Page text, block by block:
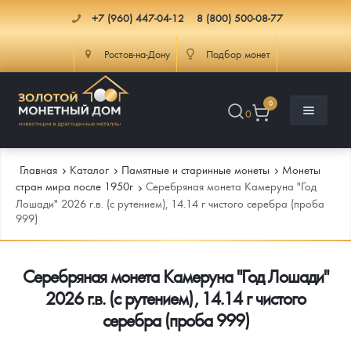
+7 (960) 447-04-12 8 (800) 500-08-77
Ростов-на-Дону Подбор монет
0
0
Каталог
Инвестиционные монеты
Монеты Россия и СССР
Памятные и старинные монеты
Как сделать заказ
Подлинность монет
Доставка
Главная Каталог Памятные и старинные монеты
Монеты
стран мира после 1950г
Серебряная монета Камеруна "Год
Лошади" 2026 г.в. (с рутением), 14.14 г чистого серебра (проба
999)
Серебряная монета Камеруна "Год Лошади"
2026 г.в. (с рутением), 14.14 г чистого
серебра (проба 999)